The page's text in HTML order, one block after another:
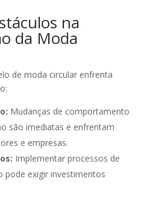
na
da Moda
de moda circular enfrenta
Mudanças de comportamento
são imediatas e enfrentam
e empresas.
Implementar processos de
pode exigir investimentos